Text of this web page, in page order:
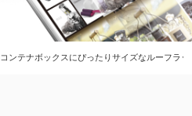
コンテナボックスにぴったりサイズなルーフラ